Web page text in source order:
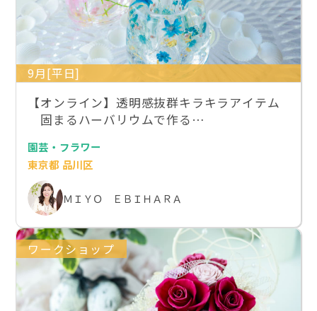
9月[平日]
【オンライン】透明感抜群キラキラアイテム
固まるハーバリウムで作る…
園芸・フラワー
東京都 品川区
ＭＩＹＯ ＥＢＩＨＡＲＡ
ワークショップ